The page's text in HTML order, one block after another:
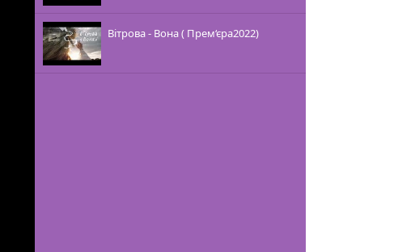
Вітрова - Вона ( Прем‘єра2022)